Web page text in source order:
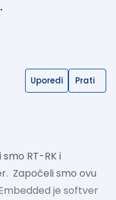
Uporedi Prati
smo RT-RK i
Započeli smo ovu
je softver